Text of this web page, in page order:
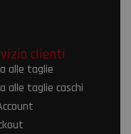
clienti
alle taglie
alle taglie caschi